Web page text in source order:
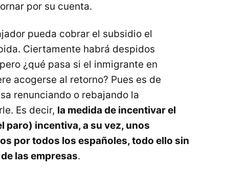
por su cuenta.
pueda cobrar el subsidio el
Ciertamente habrá despidos
¿qué pasa si el inmigrante en
acogerse al retorno? Pues es de
renunciando o rebajando la
Es decir, la medida de incentivar el
paro) incentiva, a su vez, unos
por todos los españoles, todo ello sin
las empresas.